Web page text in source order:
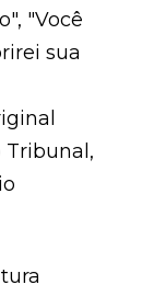
"Você
sua
Tribunal,